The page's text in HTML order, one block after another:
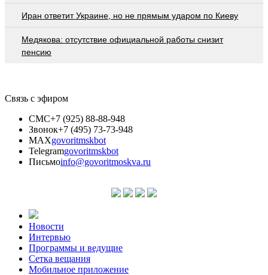
Иран ответит Украине, но не прямым ударом по Киеву
Медякова: отсутствие официальной работы снизит
пенсию
Связь с эфиром
СМС+7 (925) 88-88-948
Звонок+7 (495) 73-73-948
MAXgovoritmskbot
Telegramgovoritmskbot
Письмоinfo@govoritmoskva.ru
Новости
Интервью
Программы и ведущие
Сетка вещания
Мобильное приложение